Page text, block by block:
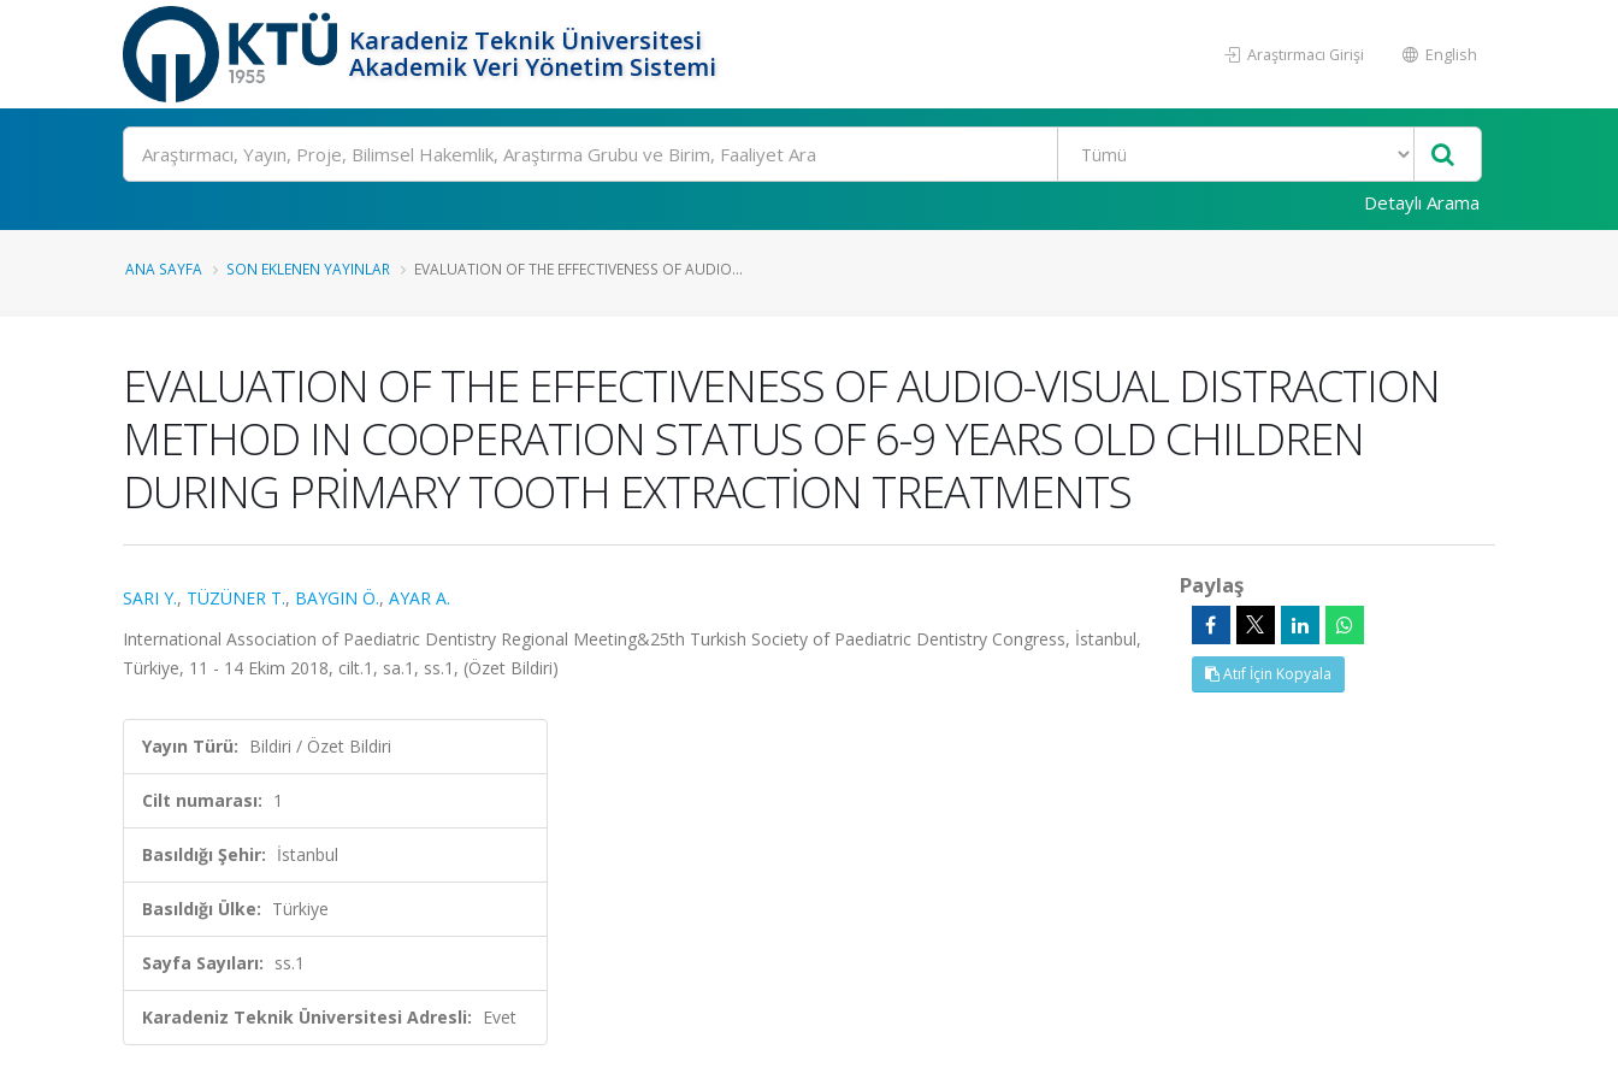
Karadeniz Teknik Üniversitesi
Akademik Veri Yönetim Sistemi
Araştırmacı Girişi English
Ara
Detaylı Arama
ANA SAYFA SON EKLENEN YAYINLAR EVALUATION OF THE EFFECTIVENESS OF AUDIO...
EVALUATION OF THE EFFECTIVENESS OF AUDIO-VISUAL DISTRACTION
METHOD IN COOPERATION STATUS OF 6-9 YEARS OLD CHILDREN
DURING PRİMARY TOOTH EXTRACTİON TREATMENTS
SARI Y., TÜZÜNER T., BAYGIN Ö., AYAR A.
International Association of Paediatric Dentistry Regional Meeting&25th Turkish Society of Paediatric Dentistry Congress, İstanbul,
Türkiye, 11 - 14 Ekim 2018, cilt.1, sa.1, ss.1, (Özet Bildiri)
Yayın Türü: Bildiri / Özet Bildiri
Cilt numarası: 1
Basıldığı Şehir: İstanbul
Basıldığı Ülke: Türkiye
Sayfa Sayıları: ss.1
Karadeniz Teknik Üniversitesi Adresli: Evet
Paylaş
Atıf İçin Kopyala